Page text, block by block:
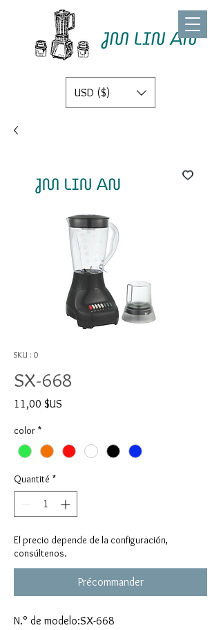
USD ($)
SKU : 0
SX-668
11,00 $US
color *
Quantité *
El precio depende de la configuración,
consúltenos.
Précommander
N.° de modelo:SX-668